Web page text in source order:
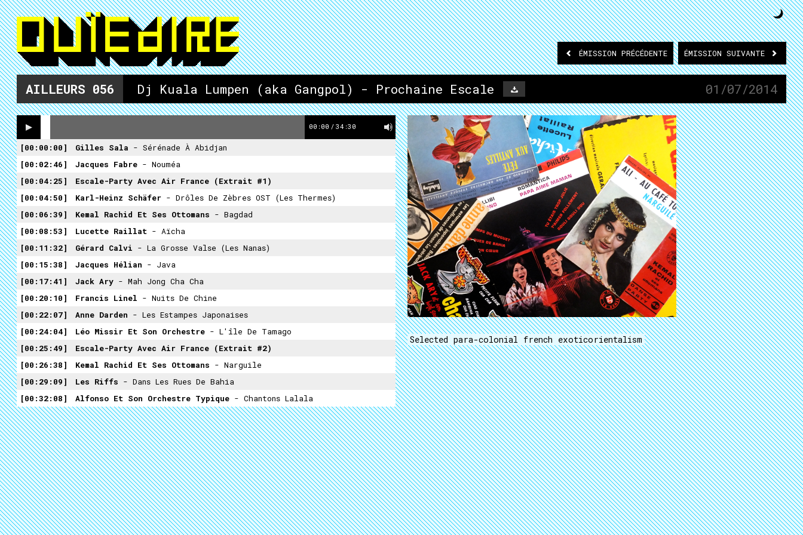
ÉMISSION PRÉCÉDENTE ÉMISSION SUIVANTE
AILLEURS 056 Dj Kuala Lumpen (aka Gangpol) - Prochaine Escale 01/07/2014
00:00 / 34:30
00:00:00 Gilles Sala - Sérénade À Abidjan
00:02:46
Jacques Fabre - Nouméa
00:04:25
Escale-Party Avec Air France (extrait #1)
00:04:50
Karl-Heinz Schäfer - Drôles De Zèbres OST (Les Thermes)
00:06:39
Kemal Rachid Et Ses Ottomans - Bagdad
00:08:53
Lucette Raillat - Aïcha
00:11:32
Gérard Calvi - La Grosse Valse (Les Nanas)
00:15:38
Jacques Hélian - Java
00:17:41
Jack Ary - Mah Jong Cha Cha
00:20:10
Francis Linel - Nuits De Chine
00:22:07
Anne Darden - Les Estampes Japonaises
00:24:04
Léo Missir Et Son Orchestre - L'île De Tamago
00:25:49
Escale-Party Avec Air France (extrait #2)
00:26:38
Kemal Rachid Et Ses Ottomans - Narguile
00:29:09
Les Riffs - Dans Les Rues De Bahia
00:32:08
Alfonso Et Son Orchestre Typique - Chantons Lalala
Selected para-colonial french exoticorientalism